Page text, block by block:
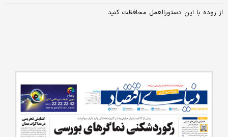
از روده با این دستورالعمل محافظت کنید